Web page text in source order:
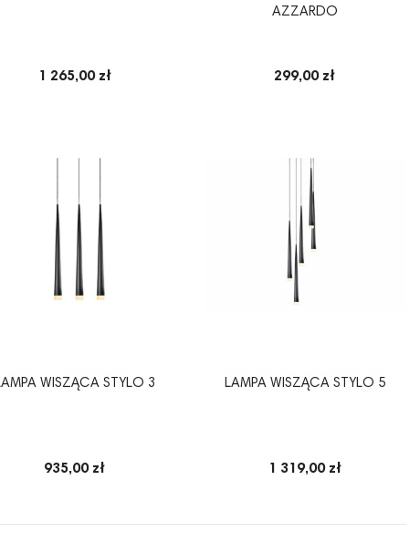
1 265,00 zł
AZZARDO
299,00 zł
WISZĄCA STYLO 3
935,00 zł
LAMPA WISZĄCA STYLO 5
1 319,00 zł